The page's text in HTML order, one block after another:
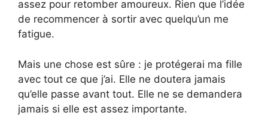
assez pour retomber amoureux. Rien que l’idée
de recommencer à sortir avec quelqu’un me
fatigue.
Mais une chose est sûre : je protégerai ma fille
avec tout ce que j’ai. Elle ne doutera jamais
qu’elle passe avant tout. Elle ne se demandera
jamais si elle est assez importante.